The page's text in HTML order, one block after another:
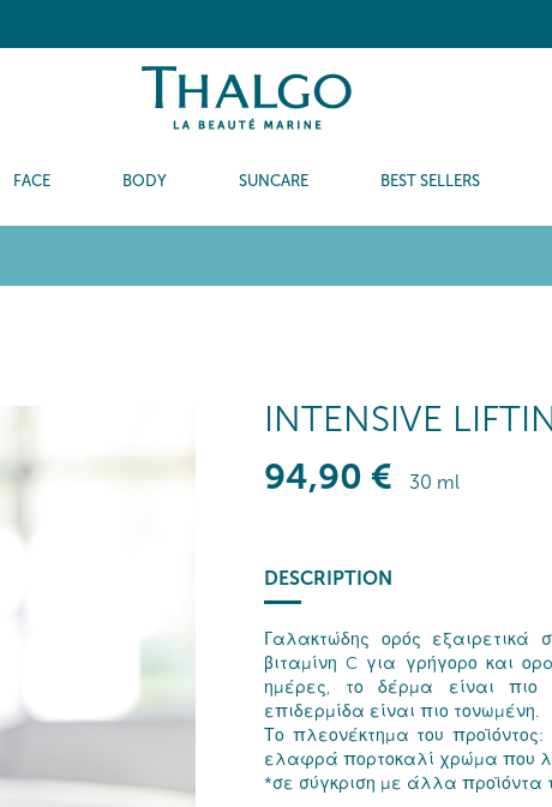
FACE BODY SUNCARE BEST SELLERS
INTENSIVE
94,90 € 30 ml
DESCRIPTION
Γαλακτώδης ορός εξαιρετικά
βιταμίνη C για γρήγορο και
ημέρες, το δέρμα είναι πιο
επιδερμίδα είναι πιο τονωμένη.
Το πλεονέκτημα του
ελαφρά πορτοκαλί χρώμα που
*σε σύγκριση με άλλα προϊόντα